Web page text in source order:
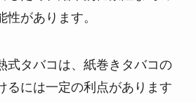
があります。
式タバコは、紙巻きタバコの
るには一定の利点があります